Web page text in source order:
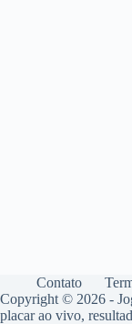
Contato
Copyright © 2026 -
placar ao vivo,